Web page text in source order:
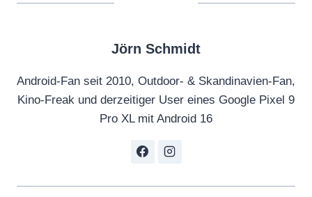
Jörn Schmidt
Android-Fan seit 2010, Outdoor- & Skandinavien-Fan,
Kino-Freak und derzeitiger User eines Google Pixel 9
Pro XL mit Android 16